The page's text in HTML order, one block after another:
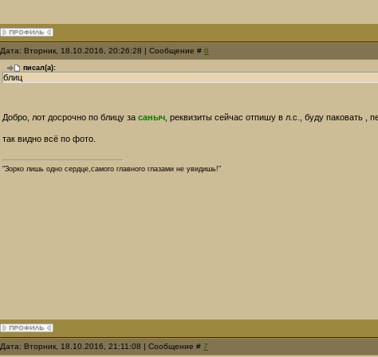
Дата: Вторник, 18.10.2016, 20:26:28 | Сообщение # 6
писал(а):
блиц
Добро, лот досрочно по блицу за саныч , реквизиты сейчас отпишу в л.с., буду паковать ,
так видно всё по фото.
"Зорко лишь одно сердце,самого главного глазами не увидишь!"
Дата: Вторник, 18.10.2016, 21:11:08 | Сообщение # 7